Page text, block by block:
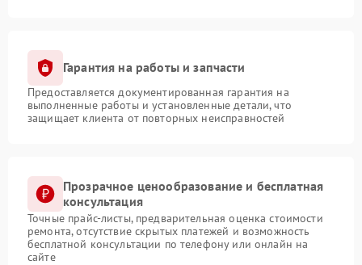
Гарантия на работы и запчасти
Предоставляется документированная гарантия на
выполненные работы и установленные детали, что
защищает клиента от повторных неисправностей
Прозрачное ценообразование и бесплатная
консультация
Точные прайс-листы, предварительная оценка стоимости
ремонта, отсутствие скрытых платежей и возможность
бесплатной консультации по телефону или онлайн на
сайте